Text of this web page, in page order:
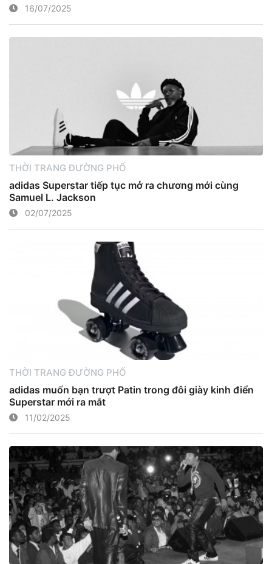
16/07/2025
THỜI TRANG ĐƯỜNG PHỐ
adidas Superstar tiếp tục mở ra chương mới cùng
Samuel L. Jackson
02/07/2025
THỜI TRANG ĐƯỜNG PHỐ
adidas muốn bạn trượt Patin trong đôi giày kinh điển
Superstar mới ra mắt
11/02/2025